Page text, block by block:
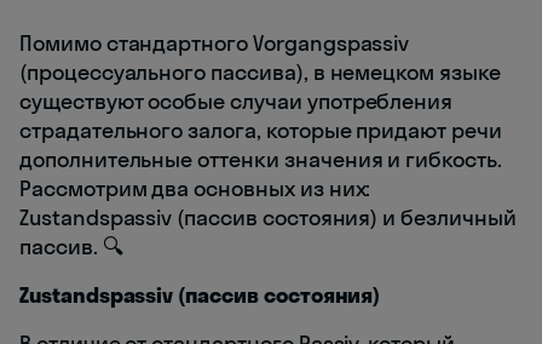
Помимо стандартного Vorgangspassiv
(процессуального пассива), в немецком языке
существуют особые случаи употребления
страдательного залога, которые придают речи
дополнительные оттенки значения и гибкость.
Рассмотрим два основных из них:
Zustandspassiv (пассив состояния) и безличный
пассив. 🔍
Zustandspassiv (пассив состояния)